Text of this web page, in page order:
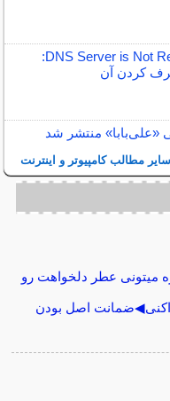
معمای خطای DNS Server is Not Responding:
کردن آن
منتشر شد
سایر مطالب کامپیوتر و اینترنت
میتونی عطر دلخواهت رو
اصل بودن